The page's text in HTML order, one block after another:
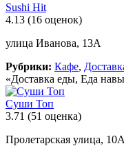
Sushi Hit
4.13 (16 оценок)
улица Иванова, 13А
Рубрики: Кафе,
«Доставка еды, Еда
Суши Топ
3.71 (51 оценка)
Пролетарская улица, 10А